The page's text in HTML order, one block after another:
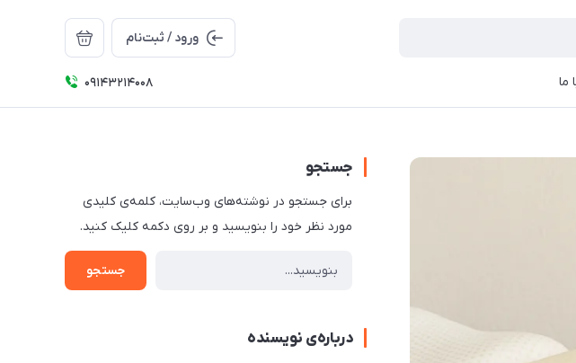
ورود / ثبت‌نام
ما 09143214008
جستجو
برای جستجو در نوشته‌های وب‌سایت، کلمه‌ی کلیدی
مورد نظر خود را بنویسید و بر روی دکمه کلیک کنید.
جستجو
درباره‌ی نویسنده